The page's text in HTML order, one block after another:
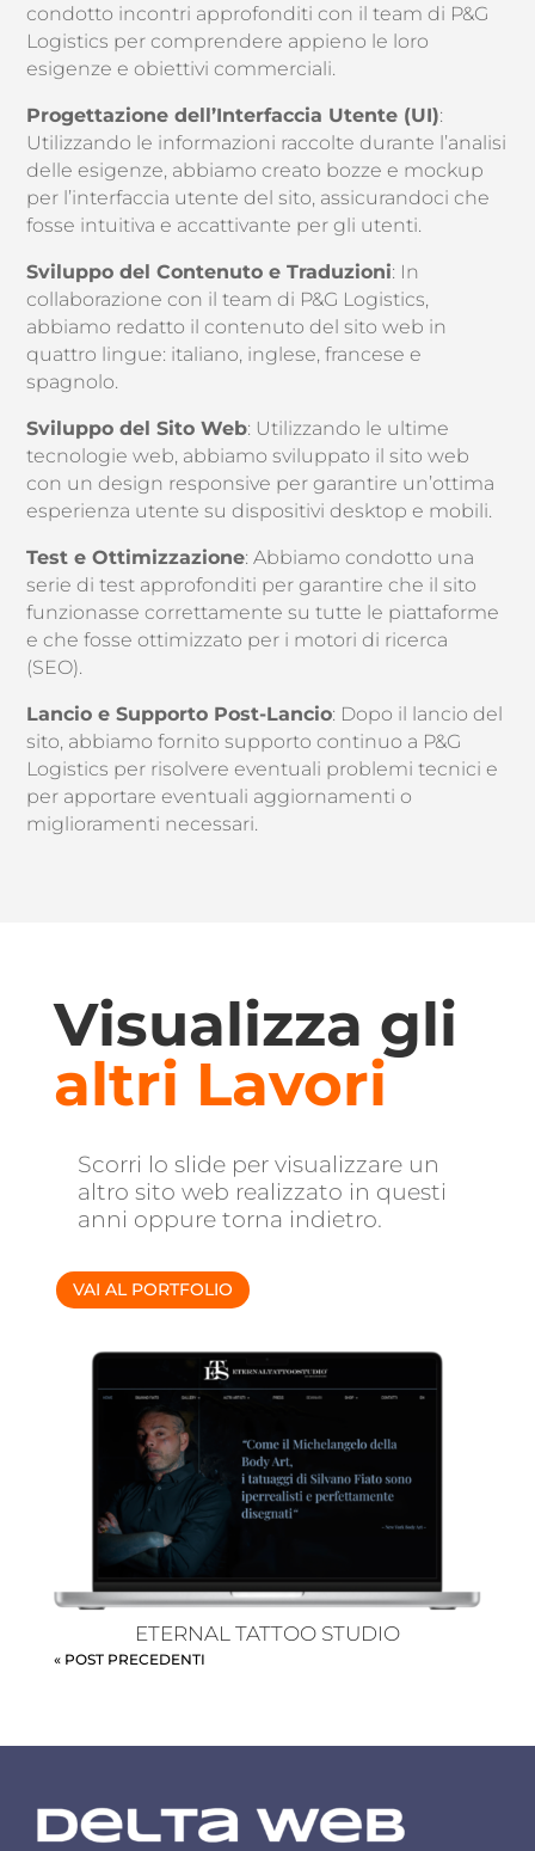
condotto incontri approfonditi con il team di P&G
Logistics per comprendere appieno le loro
esigenze e obiettivi commerciali.
Progettazione dell’Interfaccia Utente (UI):
Utilizzando le informazioni raccolte durante l’analisi
delle esigenze, abbiamo creato bozze e mockup
per l’interfaccia utente del sito, assicurandoci che
fosse intuitiva e accattivante per gli utenti.
Sviluppo del Contenuto e Traduzioni: In
collaborazione con il team di P&G Logistics,
abbiamo redatto il contenuto del sito web in
quattro lingue: italiano, inglese, francese e
spagnolo.
Sviluppo del Sito Web: Utilizzando le ultime
tecnologie web, abbiamo sviluppato il sito web
con un design responsive per garantire un’ottima
esperienza utente su dispositivi desktop e mobili.
Test e Ottimizzazione: Abbiamo condotto una
serie di test approfonditi per garantire che il sito
funzionasse correttamente su tutte le piattaforme
e che fosse ottimizzato per i motori di ricerca
(SEO).
Lancio e Supporto Post-Lancio: Dopo il lancio del
sito, abbiamo fornito supporto continuo a P&G
Logistics per risolvere eventuali problemi tecnici e
per apportare eventuali aggiornamenti o
miglioramenti necessari.
Visualizza gli
altri Lavori
Scorri lo slide per visualizzare un
altro sito web realizzato in questi
anni oppure torna indietro.
VAI AL PORTFOLIO
ETERNAL TATTOO STUDIO
« POST PRECEDENTI